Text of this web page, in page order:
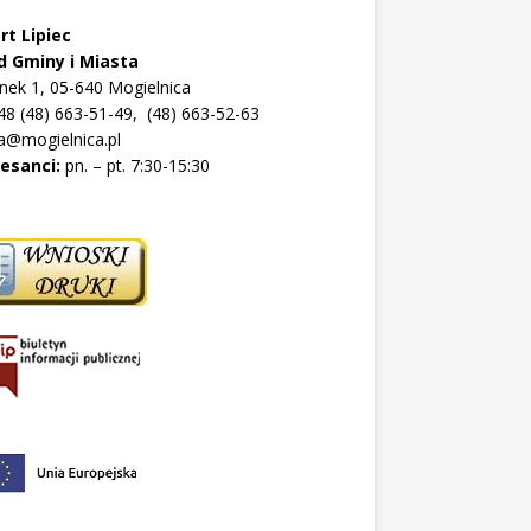
Lipiec
Gminy i Miasta
1, 05-640 Mogielnica
(48) 663-51-49, (48) 663-52-63
pn. – pt. 7:30-15:30